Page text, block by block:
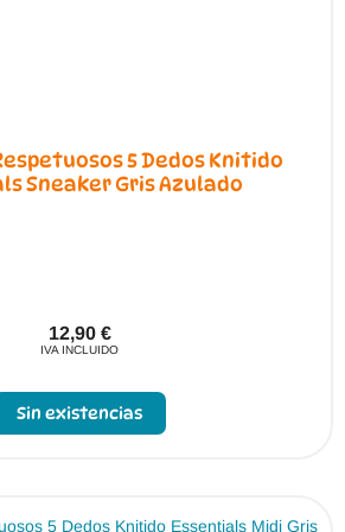
5 Dedos Knitido
Sneaker Gris Azulado
12,90 €
IVA INCLUIDO
Sin existencias